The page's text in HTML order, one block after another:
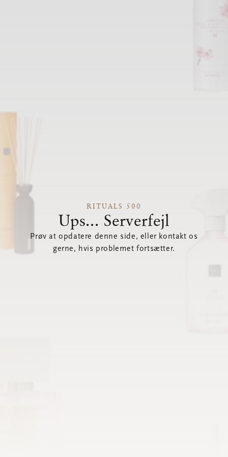
RITUALS 500
Ups... Serverfejl
Prøv at opdatere denne side, eller kontakt os
gerne, hvis problemet fortsætter.